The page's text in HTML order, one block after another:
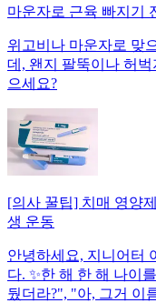
마운자로 근육 빠지기
위고비나 마운자로 맞
데, 왠지 팔뚝이나 허
으세요?
[의사 꿀팁] 치매 영양
생 운동
안녕하세요, 지니어터
다. ✨한 해 한 해 나이
뒀더라?", "아, 그거 이